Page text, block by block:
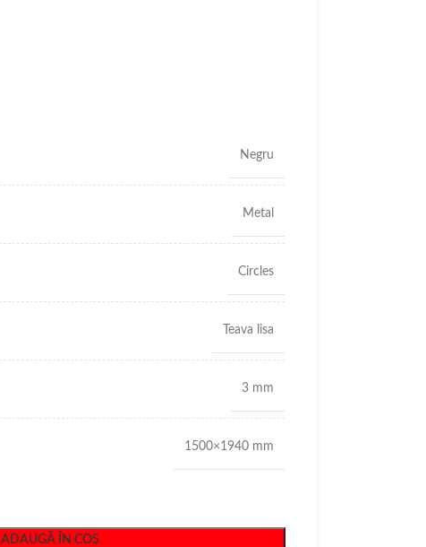
Negru
Metal
Circles
Teava lisa
3 mm
1500×1940 mm
ADAUGĂ ÎN COȘ